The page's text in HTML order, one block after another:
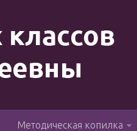
Методическая копилка